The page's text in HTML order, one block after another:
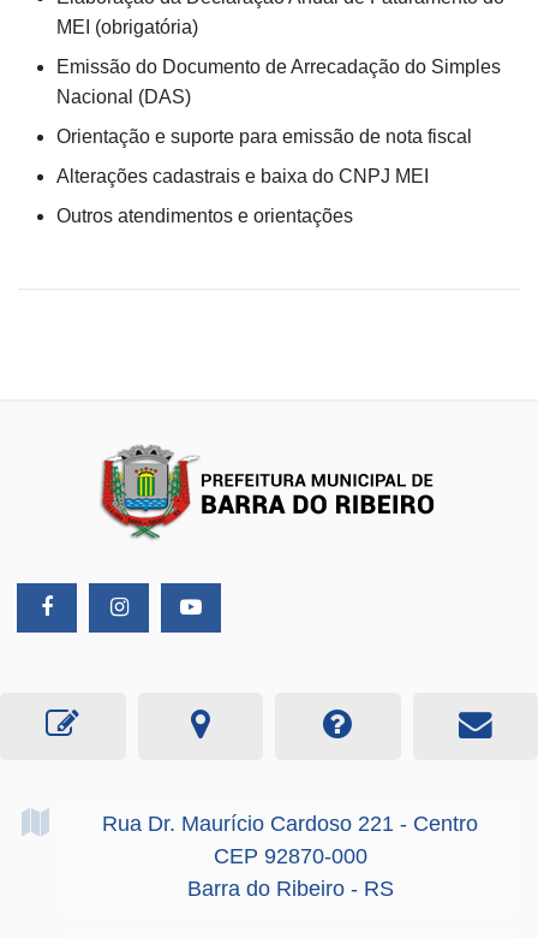
MEI (obrigatória)
Emissão do Documento de Arrecadação do Simples
Nacional (DAS)
Orientação e suporte para emissão de nota fiscal
Alterações cadastrais e baixa do CNPJ MEI
Outros atendimentos e orientações
Rua Dr. Maurício Cardoso 221 - Centro
CEP 92870-000
Barra do Ribeiro - RS